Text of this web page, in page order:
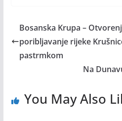
Bosanska Krupa –
poribljavanje rijeke
pastrmkom
Na
You May Also